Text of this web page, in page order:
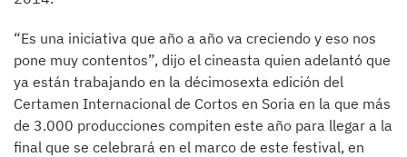
“Es una iniciativa que año a año va creciendo y eso nos
pone muy contentos”, dijo el cineasta quien adelantó que
ya están trabajando en la décimosexta edición del
Certamen Internacional de Cortos en Soria en la que más
de 3.000 producciones compiten este año para llegar a la
final que se celebrará en el marco de este festival, en